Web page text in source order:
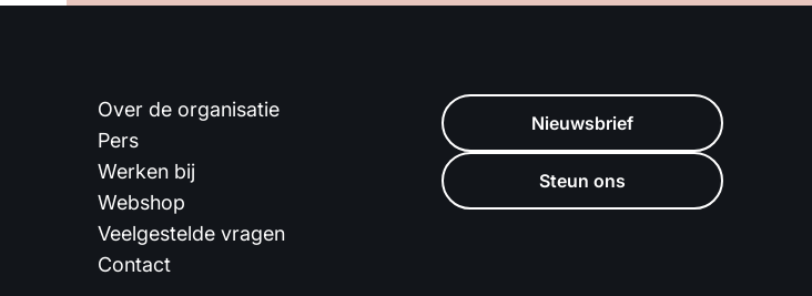
Over de organisatie
Pers
Werken bij
Webshop
Veelgestelde vragen
Contact
Nieuwsbrief
Steun ons